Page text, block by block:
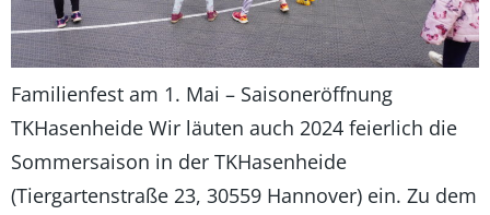
Familienfest am 1. Mai – Saisoneröffnung
TKHasenheide Wir läuten auch 2024 feierlich die
Sommersaison in der TKHasenheide
(Tiergartenstraße 23, 30559 Hannover) ein. Zu dem